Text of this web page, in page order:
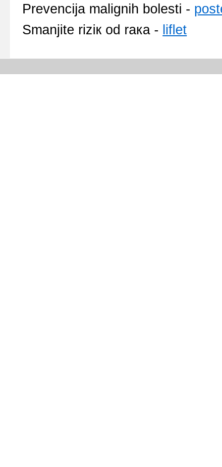
Prеvеnciја mаlignih bоlеsti -
Smаnjitе riziк оd rака - liflеt